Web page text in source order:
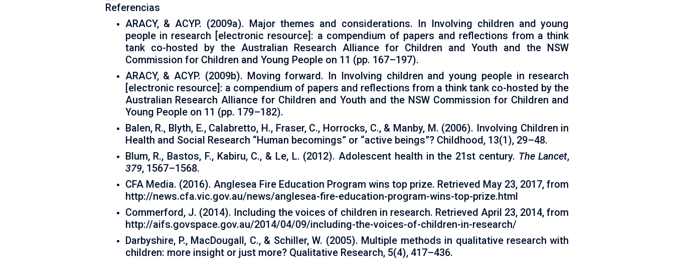
Referencias
ARACY, & ACYP. (2009a). Major themes and considerations. In Involving children and young
people in research [electronic resource]: a compendium of papers and reflections from a think
tank co-hosted by the Australian Research Alliance for Children and Youth and the NSW
Commission for Children and Young People on 11 (pp. 167–197).
ARACY, & ACYP. (2009b). Moving forward. In Involving children and young people in research
[electronic resource]: a compendium of papers and reflections from a think tank co-hosted by the
Australian Research Alliance for Children and Youth and the NSW Commission for Children and
Young People on 11 (pp. 179–182).
Balen, R., Blyth, E., Calabretto, H., Fraser, C., Horrocks, C., & Manby, M. (2006). Involving Children in
Health and Social Research “Human becomings” or “active beings”? Childhood, 13(1), 29–48.
Blum, R., Bastos, F., Kabiru, C., & Le, L. (2012). Adolescent health in the 21st century. The Lancet,
379, 1567–1568.
CFA Media. (2016). Anglesea Fire Education Program wins top prize. Retrieved May 23, 2017, from
http://news.cfa.vic.gov.au/news/anglesea-fire-education-program-wins-top-prize.html
Commerford, J. (2014). Including the voices of children in research. Retrieved April 23, 2014, from
http://aifs.govspace.gov.au/2014/04/09/including-the-voices-of-children-in-research/
Darbyshire, P., MacDougall, C., & Schiller, W. (2005). Multiple methods in qualitative research with
children: more insight or just more? Qualitative Research, 5(4), 417–436.